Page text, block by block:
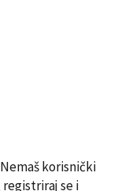
korisnički
registriraj se i